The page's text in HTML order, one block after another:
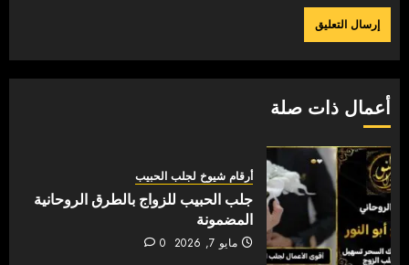
أعمال ذات صلة
أرقام شيوخ لجلب الحبيب
جلب الحبيب للزواج بالطرق الروحانية
المضمونة
مايو 7, 2026 0